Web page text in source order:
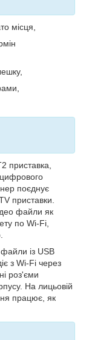
місця,
приставка,
поєднує
приставки.
файли як
по Wi-Fi,
із USB
з Wi-Fi через
роз'єми
На лицьовій
працює, як